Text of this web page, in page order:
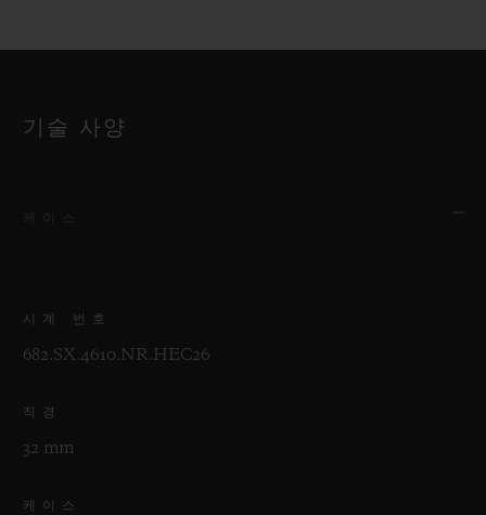
기술 사양
시계 번호
682.SX.4610.NR.HEC26
직경
32 mm
케이스